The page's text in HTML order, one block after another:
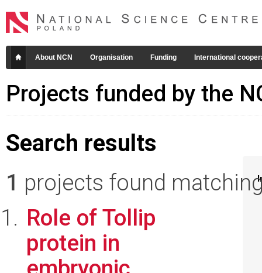
About NCN Organisation Funding International
Projects funded by the
Search results
1 projects found
Role of Tollip
protein in